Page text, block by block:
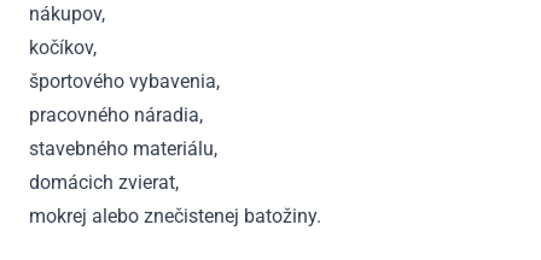
nákupov,
kočíkov,
športového vybavenia,
pracovného náradia,
stavebného materiálu,
domácich zvierat,
mokrej alebo znečistenej batožiny.